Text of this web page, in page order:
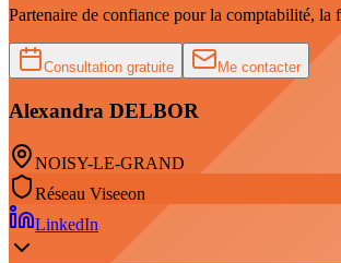
Partenaire de confiance pour la comptabilité, la
Consultation gratuite Me contacter
Alexandra DELBOR
NOISY-LE-GRAND
Réseau Viseeon
LinkedIn